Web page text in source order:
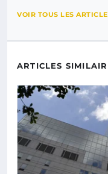
VOIR TOUS LES
ARTICLES